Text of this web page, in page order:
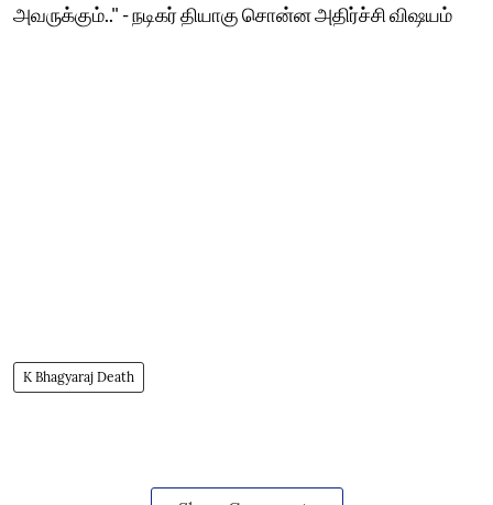
அவருக்கும்.." - நடிகர் தியாகு சொன்ன அதிர்ச்சி விஷயம்
K Bhagyaraj Death